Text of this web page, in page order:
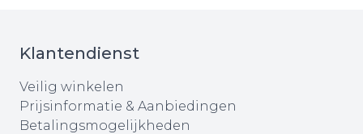
Klantendienst
Veilig winkelen
Prijsinformatie & Aanbiedingen
Betalingsmogelijkheden